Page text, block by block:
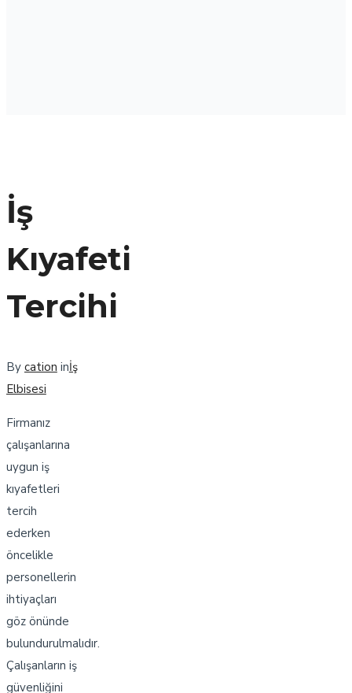
İş
Kıyafeti
Tercihi
By cation inİş
Elbisesi
Firmanız
çalışanlarına
uygun iş
kıyafetleri
tercih
ederken
öncelikle
personellerin
ihtiyaçları
göz önünde
bulundurulmalıdır.
Çalışanların iş
güvenliğini